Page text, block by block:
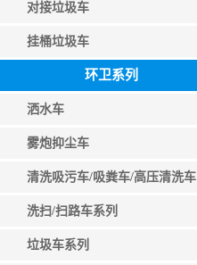
对接垃圾车
挂桶垃圾车
环卫系列
洒水车
雾炮抑尘车
清洗吸污车/吸粪车/高压清洗车
洗扫/扫路车系列
垃圾车系列